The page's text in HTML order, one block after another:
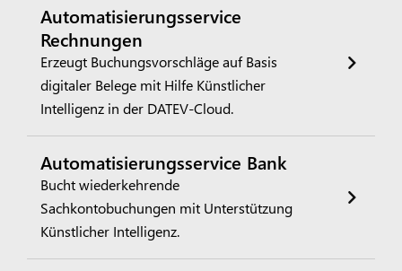
Automatisierungsservice
Rechnungen
Erzeugt Buchungsvorschläge auf Basis
digitaler Belege mit Hilfe Künstlicher
Intelligenz in der DATEV-Cloud.
Automatisierungsservice Bank
Bucht wiederkehrende
Sachkontobuchungen mit Unterstützung
Künstlicher Intelligenz.